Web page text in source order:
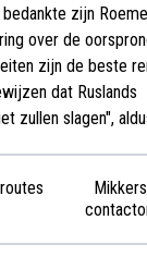
zijn
over de
zijn de beste
dat Ruslands
zullen slagen",